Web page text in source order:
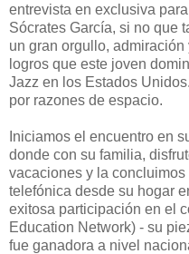
entrevista en exclusiva
Sócrates García, si no que
un gran orgullo,
logros que este joven
Jazz en los Estados
por razones de espacio.
Iniciamos el encuentro en
donde con su familia,
vacaciones y la
telefónica desde su hogar
exitosa participación en el
Education Network) - su
fue ganadora a nivel